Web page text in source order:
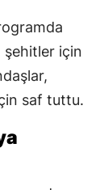
şehitler için
saf tuttu.